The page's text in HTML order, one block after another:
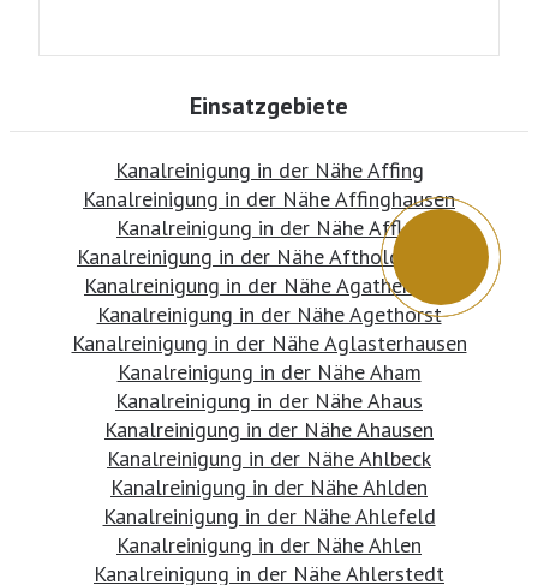
Einsatzgebiete
Kanalreinigung in der Nähe Affing
Kanalreinigung in der Nähe Affinghausen
Kanalreinigung in der Nähe Affler
Kanalreinigung in der Nähe Aftholderbach
Kanalreinigung in der Nähe Agathenburg
Kanalreinigung in der Nähe Agethorst
Kanalreinigung in der Nähe Aglasterhausen
Kanalreinigung in der Nähe Aham
Kanalreinigung in der Nähe Ahaus
Kanalreinigung in der Nähe Ahausen
Kanalreinigung in der Nähe Ahlbeck
Kanalreinigung in der Nähe Ahlden
Kanalreinigung in der Nähe Ahlefeld
Kanalreinigung in der Nähe Ahlen
Kanalreinigung in der Nähe Ahlerstedt